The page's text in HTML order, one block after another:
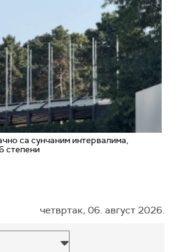
са сунчаним интервалима,
степени
четвртак, 06. август 2026.